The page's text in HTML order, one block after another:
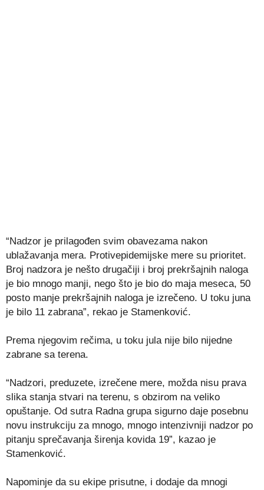
“Nadzor je prilagođen svim obavezama nakon
ublažavanja mera. Protivepidemijske mere su prioritet.
Broj nadzora je nešto drugačiji i broj prekršajnih naloga
je bio mnogo manji, nego što je bio do maja meseca, 50
posto manje prekršajnih naloga je izrečeno. U toku juna
je bilo 11 zabrana”, rekao je Stamenković.
Prema njegovim rečima, u toku jula nije bilo nijedne
zabrane sa terena.
“Nadzori, preduzete, izrečene mere, možda nisu prava
slika stanja stvari na terenu, s obzirom na veliko
opuštanje. Od sutra Radna grupa sigurno daje posebnu
novu instrukciju za mnogo, mnogo intenzivniji nadzor po
pitanju sprečavanja širenja kovida 19”, kazao je
Stamenković.
Napominje da su ekipe prisutne, i dodaje da mnogi